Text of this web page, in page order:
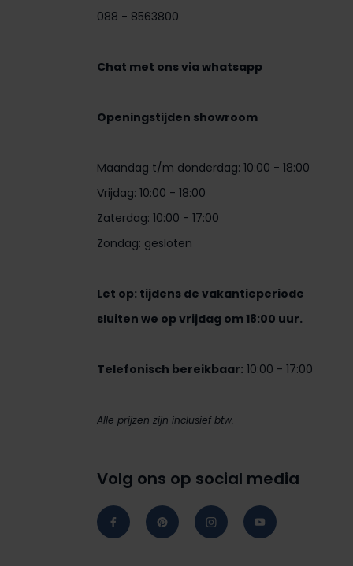
088 - 8563800
Chat met ons via whatsapp
Openingstijden showroom
Maandag t/m donderdag: 10:00 - 18:00
Vrijdag: 10:00 - 18:00
Zaterdag: 10:00 - 17:00
Zondag: gesloten
Let op: tijdens de vakantieperiode
sluiten we op vrijdag om 18:00 uur.
Telefonisch bereikbaar: 10:00 - 17:00
Alle prijzen zijn inclusief btw.
Volg ons op social media